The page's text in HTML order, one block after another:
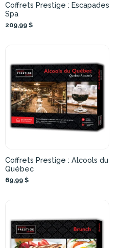
Coffrets Prestige : Escapades
Spa
209,99 $
Coffrets Prestige : Alcools du
Québec
69,99 $